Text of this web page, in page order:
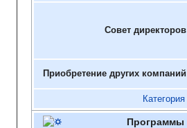
Совет директоров
Приобретение других компаний
Категория
Программы